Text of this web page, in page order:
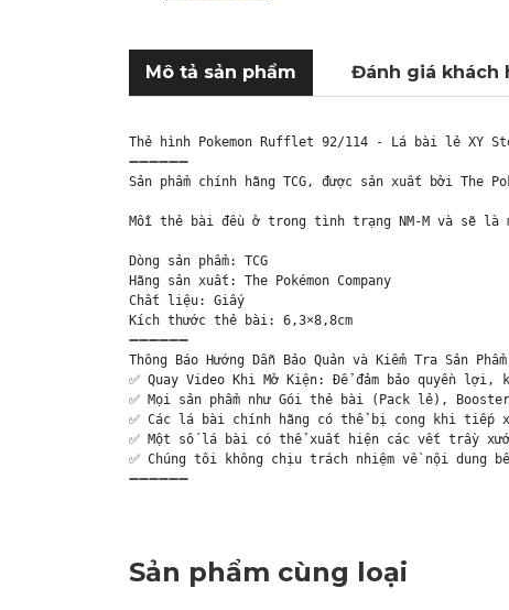
Mô tả sản phẩm Đánh giá khách
Thẻ hình Pokemon Rufflet 92/114 - Lá bài lẻ XY
➖➖➖➖➖➖
Sản phẩm chính hãng TCG, được sản xuất bởi The
Mỗi thẻ bài đều ở trong tình trạng NM-M và sẽ là
Dòng sản phẩm: TCG
Hãng sản xuất: The Pokémon Company
Chất liệu: Giấy
Kích thước thẻ bài: 6,3×8,8cm
➖➖➖➖➖➖
Thông Báo Hướng Dẫn Bảo Quản và Kiểm Tra Sản
✅ Quay Video Khi Mở Kiện: Để đảm bảo quyền
✅ Mọi sản phẩm như Gói thẻ bài (Pack lẻ),
✅ Các lá bài chính hãng có thể bị cong khi tiếp
✅ Một số lá bài có thể xuất hiện các vết trầy
✅ Chúng tôi không chịu trách nhiệm về nội
➖➖➖➖➖➖
Sản phẩm cùng loại